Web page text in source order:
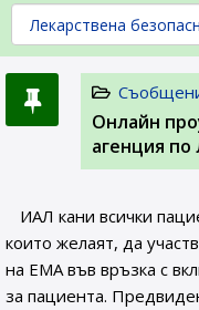
Онлайн
агенция по
ИАЛ кани всички
които желаят, да
на ЕМА във връзка с
за пациента.